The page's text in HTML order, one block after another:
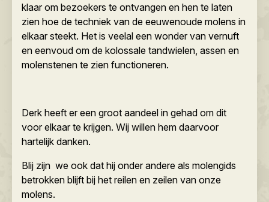
klaar om bezoekers te ontvangen en hen te laten
zien hoe de techniek van de eeuwenoude molens in
elkaar steekt. Het is veelal een wonder van vernuft
en eenvoud om de kolossale tandwielen, assen en
molenstenen te zien functioneren.
Derk heeft er een groot aandeel in gehad om dit
voor elkaar te krijgen. Wij willen hem daarvoor
hartelijk danken.
Blij zijn we ook dat hij onder andere als molengids
betrokken blijft bij het reilen en zeilen van onze
molens.